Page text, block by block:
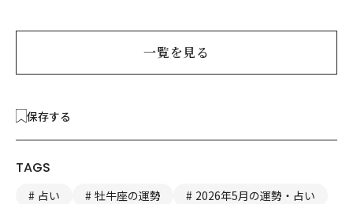
一覧を見る
保存する
TAGS
占い 牡牛座の運勢 2026年5月の運勢・占い